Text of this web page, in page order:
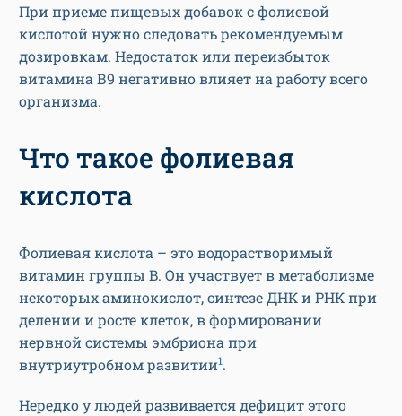
При приеме пищевых добавок с фолиевой
кислотой нужно следовать рекомендуемым
дозировкам. Недостаток или переизбыток
витамина В9 негативно влияет на работу всего
организма.
Что такое фолиевая
кислота
Фолиевая кислота – это водорастворимый
витамин группы B. Он участвует в метаболизме
некоторых аминокислот, синтезе ДНК и РНК при
делении и росте клеток, в формировании
нервной системы эмбриона при
внутриутробном развитии1.
Нередко у людей развивается дефицит этого